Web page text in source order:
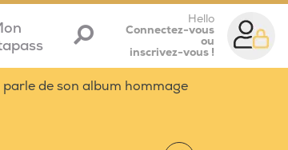
Hello
Connectez-vous
ou
inscrivez-vous !
de son album hommage